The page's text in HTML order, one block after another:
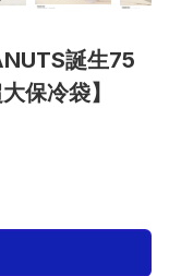
誕生75
保冷袋】